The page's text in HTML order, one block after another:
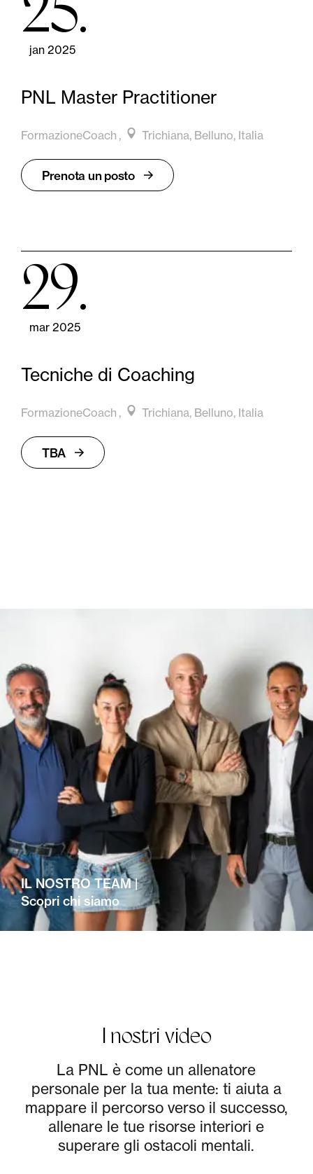
25
jan 2025
PNL Master Practitioner
FormazioneCoach Trichiana, Belluno, Italia
Prenota un posto
29
mar 2025
Tecniche di Coaching
FormazioneCoach Trichiana, Belluno, Italia
TBA
IL NOSTRO TEAM |
Scopri chi siamo
I nostri video
La PNL è come un allenatore
personale per la tua mente: ti aiuta a
mappare il percorso verso il successo,
allenare le tue risorse interiori e
superare gli ostacoli mentali.